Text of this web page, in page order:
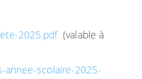
2025.pdf(valable à
annee-scolaire-2025-